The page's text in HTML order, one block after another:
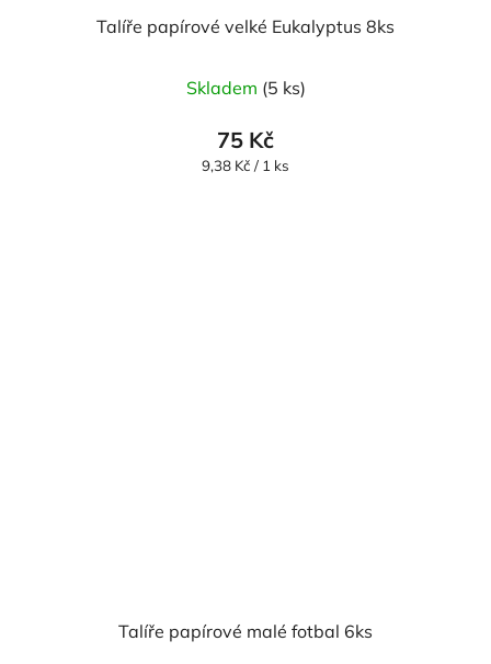
Talíře papírové velké Eukalyptus 8ks
Skladem (5 ks)
75 Kč
Měrná
9,38 Kč / 1 ks
Talíře papírové malé fotbal 6ks